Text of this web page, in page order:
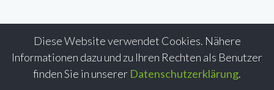
Diese Website verwendet Cookies. Nähere
Informationen dazu und zu Ihren Rechten als Benutzer
finden Sie in unserer Datenschutzerklärung.